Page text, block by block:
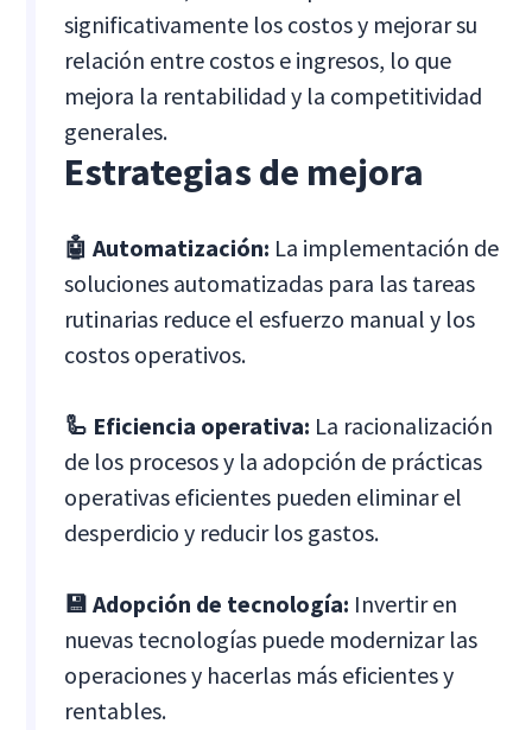
significativamente los costos y mejorar su
relación entre costos e ingresos, lo que
mejora la rentabilidad y la competitividad
generales.
Estrategias de mejora
🤖 Automatización: La implementación de
soluciones automatizadas para las tareas
rutinarias reduce el esfuerzo manual y los
costos operativos.
🦾 Eficiencia operativa: La racionalización
de los procesos y la adopción de prácticas
operativas eficientes pueden eliminar el
desperdicio y reducir los gastos.
💾 Adopción de tecnología: Invertir en
nuevas tecnologías puede modernizar las
operaciones y hacerlas más eficientes y
rentables.